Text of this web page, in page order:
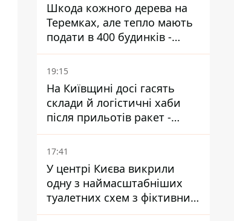
Шкода кожного дерева на
Теремках, але тепло мають
подати в 400 будинків -
депутатка Київради
19:15
На Київщині досі гасять
склади й логістичні хаби
після прильотів ракет -
ДСНС
17:41
У центрі Києва викрили
одну з наймасштабніших
туалетних схем з фіктивним
будинком